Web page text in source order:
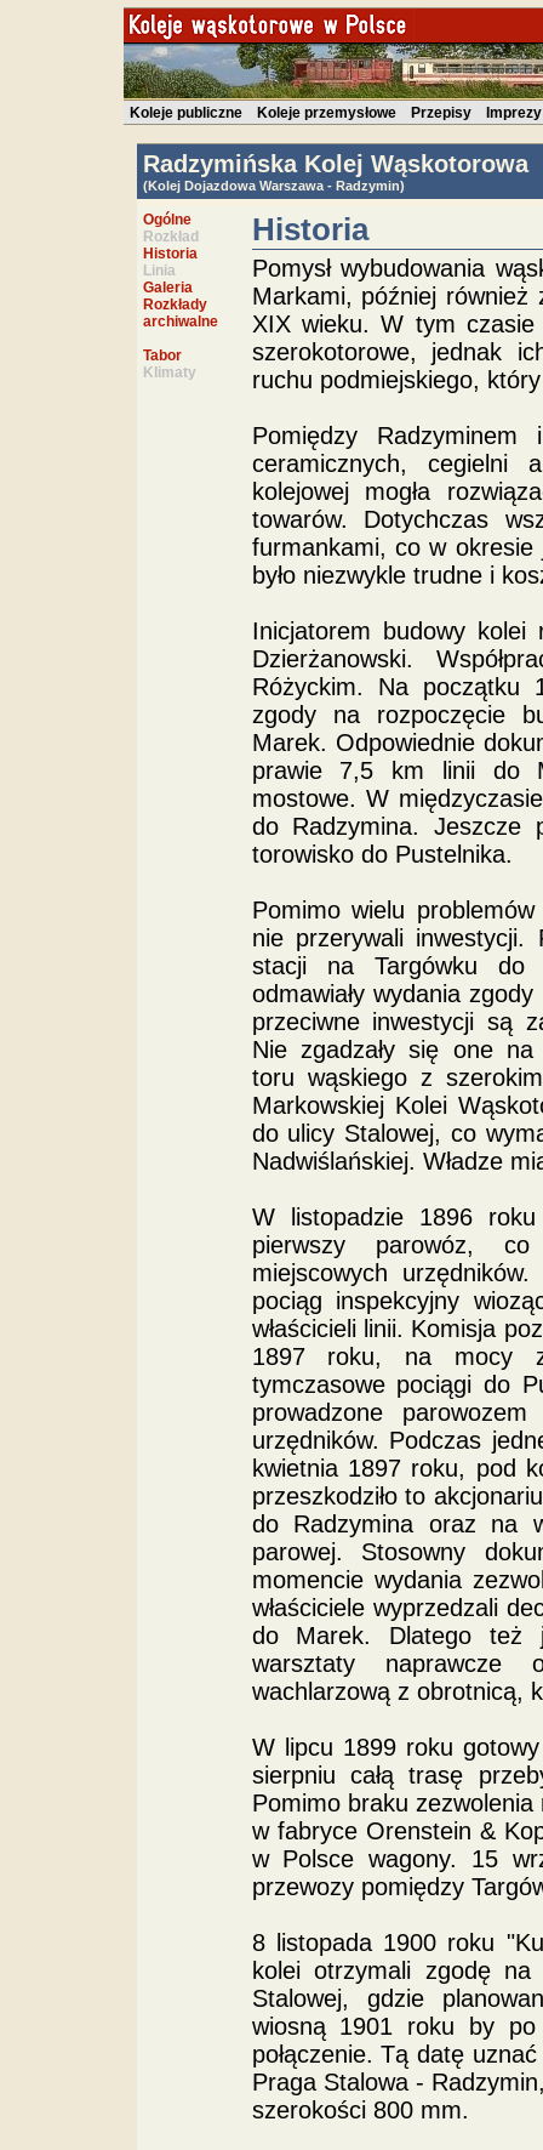
Koleje publiczne Koleje przemysłowe Przepisy Imprezy
Radzymińska Kolej Wąskotorowa
(Kolej Dojazdowa Warszawa - Radzymin)
Ogólne
Rozkład
Historia
Linia
Galeria
Rozkłady
archiwalne
Tabor
Klimaty
Historia
Pomysł wybudowania
Markami, później również
XIX wieku. W tym czasie
szerokotorowe, jednak
ruchu podmiejskiego,
Pomiędzy Radzyminem
ceramicznych, cegielni
kolejowej mogła
towarów. Dotychczas
furmankami, co w okresie
było niezwykle trudne i
Inicjatorem budowy kolei
Dzierżanowski.
Różyckim. Na początku
zgody na rozpoczęcie
Marek. Odpowiednie
prawie 7,5 km linii do
mostowe. W
do Radzymina. Jeszcze
torowisko do Pustelnika.
Pomimo wielu
nie przerywali inwestycji.
stacji na Targówku do
odmawiały wydania
przeciwne inwestycji są
Nie zgadzały się one na
toru wąskiego z
Markowskiej Kolei
do ulicy Stalowej, co
Nadwiślańskiej. Władze
W listopadzie 1896
pierwszy parowóz, co
miejscowych
pociąg inspekcyjny
właścicieli linii. Komisja
1897 roku, na mocy
tymczasowe pociągi do
prowadzone
urzędników. Podczas
kwietnia 1897 roku, pod
przeszkodziło to
do Radzymina oraz na
parowej. Stosowny
momencie wydania
właściciele wyprzedzali
do Marek. Dlatego też
warsztaty naprawcze
wachlarzową z obrotnicą,
W lipcu 1899 roku
sierpniu całą trasę
Pomimo braku zezwolenia
w fabryce Orenstein &
w Polsce wagony. 15
przewozy pomiędzy
8 listopada 1900 roku
kolei otrzymali zgodę
Stalowej, gdzie
wiosną 1901 roku by
połączenie. Tą datę
Praga Stalowa -
szerokości 800 mm.